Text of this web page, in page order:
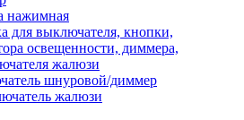
нажимная
для выключателя, кнопки,
освещенности, диммера,
жалюзи
шнуровой/диммер
жалюзи